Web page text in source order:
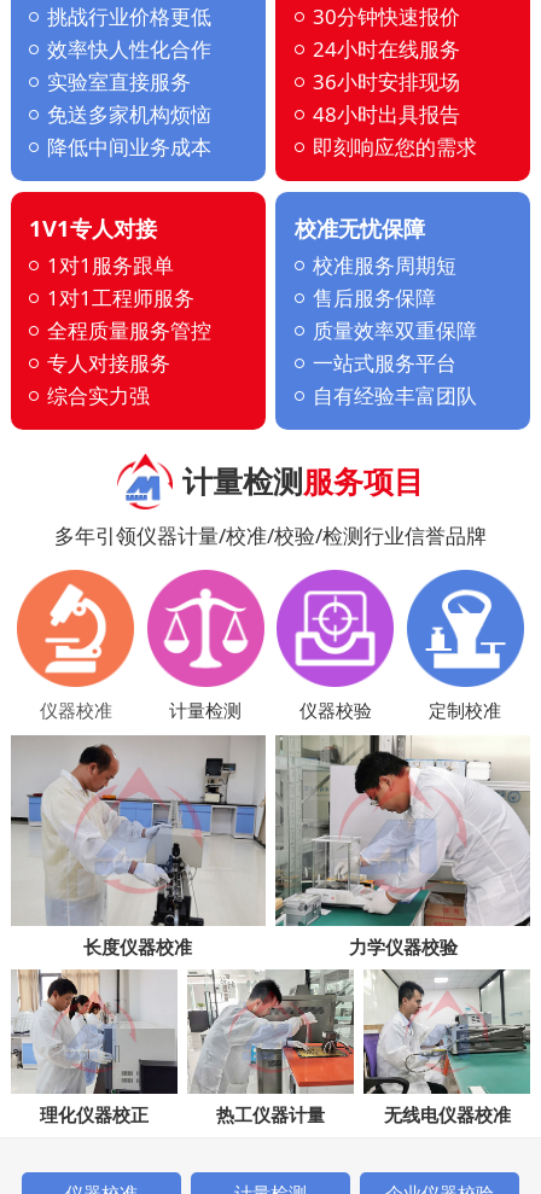
挑战行业价格更低
效率快人性化合作
实验室直接服务
免送多家机构烦恼
降低中间业务成本
30分钟快速报价
24小时在线服务
36小时安排现场
48小时出具报告
即刻响应您的需求
1V1专人对接
1对1服务跟单
1对1工程师服务
全程质量服务管控
专人对接服务
综合实力强
校准无忧保障
校准服务周期短
售后服务保障
质量效率双重保障
一站式服务平台
自有经验丰富团队
计量检测服务项目
多年引领仪器计量/校准/校验/检测行业信誉品牌
仪器校准 计量检测 仪器校验 定制校准
长度仪器校准 力学仪器校验
理化仪器校正 热工仪器计量 无线电仪器校准